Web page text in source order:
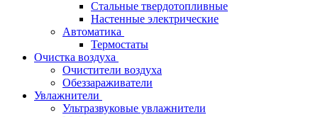
Стальные твердотопливные
Настенные электрические
Автоматика
Термостаты
Очистка воздуха
Очистители воздуха
Обеззараживатели
Увлажнители
Ультразвуковые увлажнители